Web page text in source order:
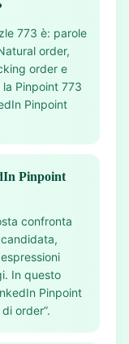
773 è: parole
order,
order e
Pinpoint 773
Pinpoint
Pinpoint
confronta
In questo
Pinpoint
order”.